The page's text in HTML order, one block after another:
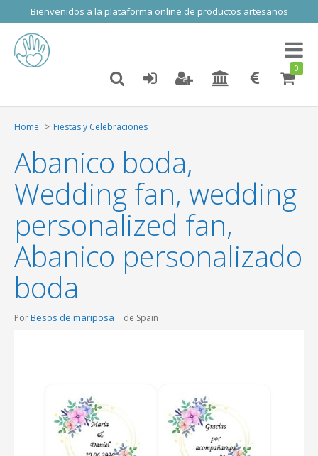
Bienvenidos a la plataforma online de productos artesanos
Toggle
0
Home Fiestas y Celebraciones
Abanico boda,
Wedding fan, wedding
personalized fan,
Abanico personalizado
boda
PorBesos de mariposa de Spain